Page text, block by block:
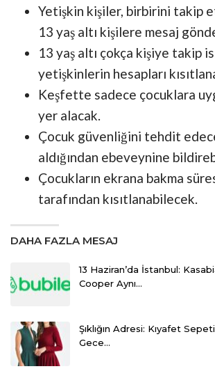
Yetişkin kişiler, birbirini takip
13 yaş altı kişilere mesaj
13 yaş altı çokça kişiye takip
yetişkinlerin hesapları
Keşfette sadece çocuklara
yer alacak.
Çocuk güvenliğini tehdit
aldığından ebeveynine
Çocukların ekrana bakma
tarafından kısıtlanabilecek.
DAHA FAZLA MESAJ
13 Haziran’da İstanbul:
Cooper Aynı…
Şıklığın Adresi: Kıyafet
Gece…